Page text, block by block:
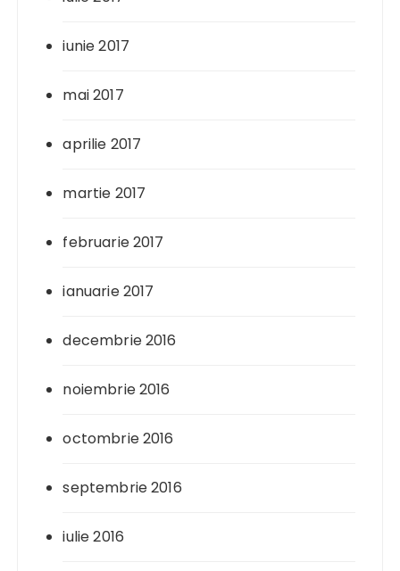
iunie 2017
mai 2017
aprilie 2017
martie 2017
februarie 2017
ianuarie 2017
decembrie 2016
noiembrie 2016
octombrie 2016
septembrie 2016
iulie 2016